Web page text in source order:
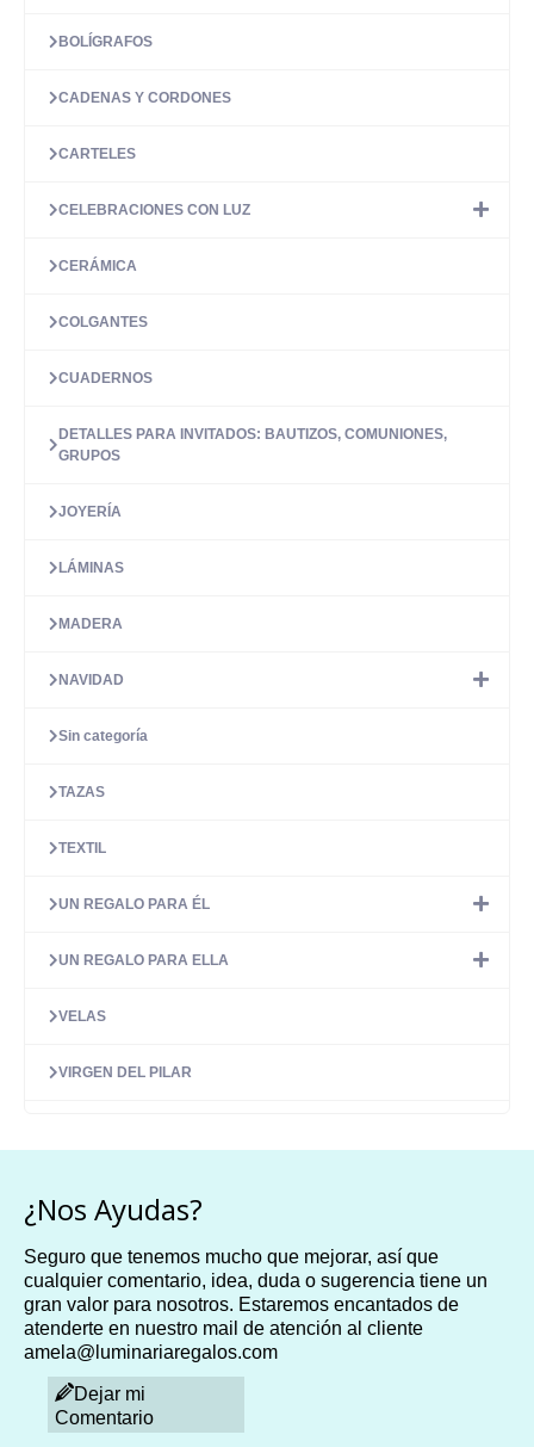
BOLÍGRAFOS
CADENAS Y CORDONES
CARTELES
CELEBRACIONES CON LUZ
CERÁMICA
COLGANTES
CUADERNOS
DETALLES PARA INVITADOS: BAUTIZOS, COMUNIONES,
GRUPOS
JOYERÍA
LÁMINAS
MADERA
NAVIDAD
Sin categoría
TAZAS
TEXTIL
UN REGALO PARA ÉL
UN REGALO PARA ELLA
VELAS
VIRGEN DEL PILAR
¿Nos Ayudas?
Seguro que tenemos mucho que mejorar, así que
cualquier comentario, idea, duda o sugerencia tiene un
gran valor para nosotros. Estaremos encantados de
atenderte en nuestro mail de atención al cliente
amela@luminariaregalos.com
Dejar mi
Comentario